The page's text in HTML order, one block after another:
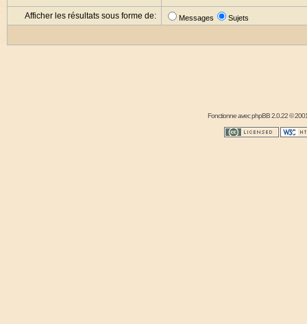
Afficher les résultats sous forme de: Messages Sujets
Fonctionne avecphpBB2.0.22 ©